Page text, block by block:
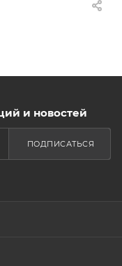
и новостей
ПОДПИСАТЬСЯ